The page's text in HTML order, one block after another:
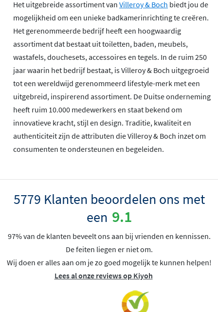
Het uitgebreide assortiment van Villeroy & Boch biedt jou de
mogelijkheid om een unieke badkamerinrichting te creëren.
Het gerenommeerde bedrijf heeft een hoogwaardig
assortiment dat bestaat uit toiletten, baden, meubels,
wastafels, douchesets, accessoires en tegels. In de ruim 250
jaar waarin het bedrijf bestaat, is Villeroy & Boch uitgegroeid
tot een wereldwijd gerenommeerd lifestyle-merk met een
uitgebreid, inspirerend assortiment. De Duitse onderneming
heeft ruim 10.000 medewerkers en staat bekend om
innovatieve kracht, stijl en design. Traditie, kwaliteit en
authenticiteit zijn de attributen die Villeroy & Boch inzet om
consumenten te ondersteunen en begeleiden.
5779 Klanten beoordelen ons met
een 9.1
97% van de klanten beveelt ons aan bij vrienden en kennissen.
De feiten liegen er niet om.
Wij doen er alles aan om je zo goed mogelijk te kunnen helpen!
Lees al onze reviews op Kiyoh